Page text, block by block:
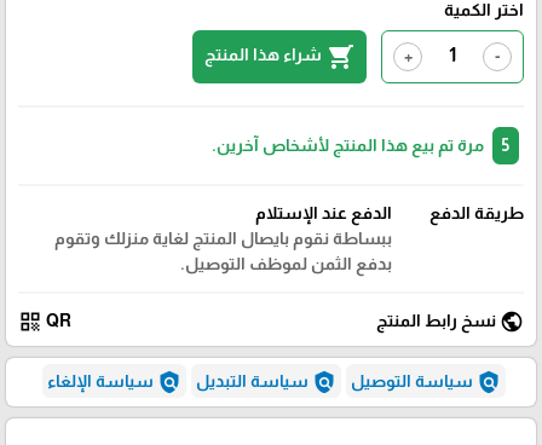
اختر الكمية
-
+
shopping_cart شراء هذا المنتج
مرة تم بيع هذا المنتج لأشخاص آخرين.
طريقة الدفع
الدفع عند الإستلام
ببساطة نقوم بايصال المنتج لغاية منزلك وتقوم
بدفع الثمن لموظف التوصيل.
public نسخ رابط المنتج QR
qr_code
policy سياسة التوصيل policy سياسة التبديل policy سياسة الإلغاء